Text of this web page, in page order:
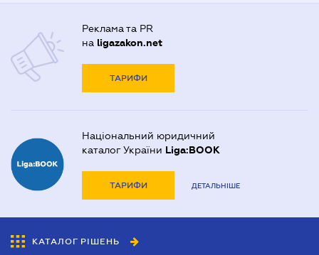
Реклама та PR
на ligazakon.net
ТАРИФИ
Національний юридичний
каталог України Liga:BOOK
ТАРИФИ ДЕТАЛЬНІШЕ
КАТАЛОГ РІШЕНЬ